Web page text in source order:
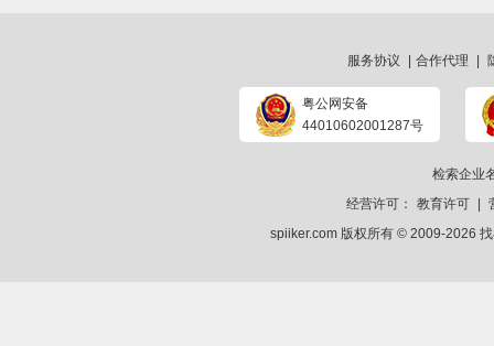
服务协议 合作代理
粤公网安备
44010602001287号
检索企业
经营许可：
教育许可
spiiker.com 版权所有 © 2009-2026